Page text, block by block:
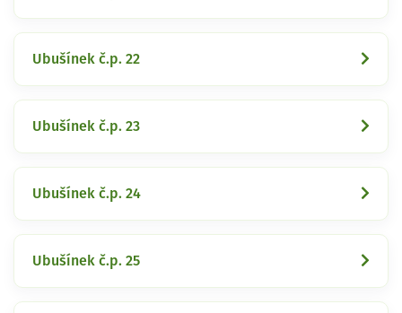
Ubušínek č.p. 22
Ubušínek č.p. 23
Ubušínek č.p. 24
Ubušínek č.p. 25